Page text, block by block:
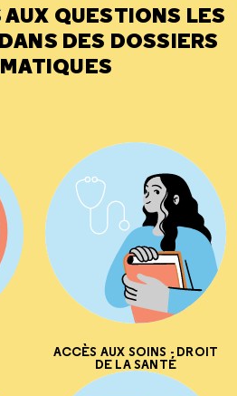
AUX QUESTIONS LES
DES DOSSIERS
ACCÈS AUX SOINS - DROIT
DE LA SANTÉ